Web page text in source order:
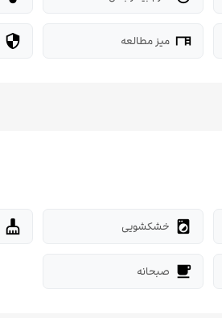
desk میز مطالعه security
local_laundry_service خشکشویی cleaning_services
free_breakfast صبحانه